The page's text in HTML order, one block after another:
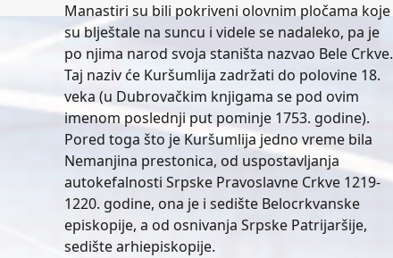
Manastiri su bili pokriveni olovnim pločama koje
su blještale na suncu i videle se nadaleko, pa je
po njima narod svoja staništa nazvao Bele Crkve.
Taj naziv će Kuršumlija zadržati do polovine 18.
veka (u Dubrovačkim knjigama se pod ovim
imenom poslednji put pominje 1753. godine).
Pored toga što je Kuršumlija jedno vreme bila
Nemanjina prestonica, od uspostavljanja
autokefalnosti Srpske Pravoslavne Crkve 1219-
1220. godine, ona je i sedište Belocrkvanske
episkopije, a od osnivanja Srpske Patrijaršije,
sedište arhiepiskopije.